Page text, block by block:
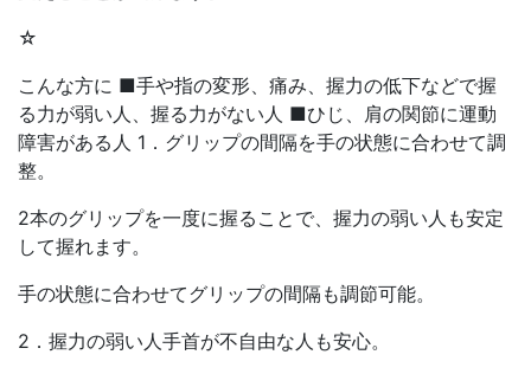
☆
こんな方に ■手や指の変形、痛み、握力の低下などで握
る力が弱い人、握る力がない人 ■ひじ、肩の関節に運動
障害がある人 1．グリップの間隔を手の状態に合わせて調
整。
2本のグリップを一度に握ることで、握力の弱い人も安定
して握れます。
手の状態に合わせてグリップの間隔も調節可能。
2．握力の弱い人手首が不自由な人も安心。